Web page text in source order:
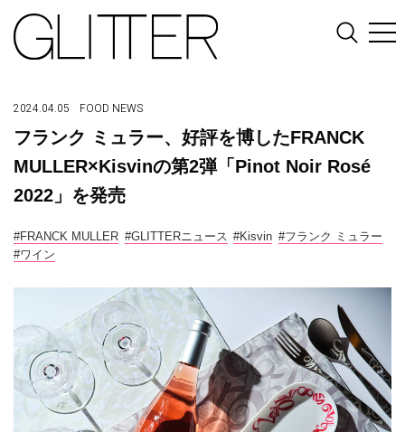
2024.04.05 FOOD NEWS
フランク ミュラー、好評を博したFRANCK
MULLER×Kisvinの第2弾「Pinot Noir Rosé
2022」を発売
#FRANCK MULLER #GLITTERニュース #Kisvin #フランク ミュラー
#ワイン